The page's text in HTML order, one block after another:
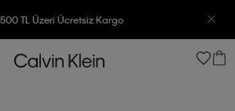
TL Üzeri Ücretsiz Kargo
Üzeri Alışverişlerinizde 6 Taksit İmkanı